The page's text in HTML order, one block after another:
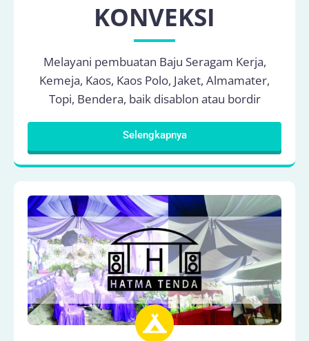
KONVEKSI
Melayani pembuatan Baju Seragam Kerja,
Kemeja, Kaos, Kaos Polo, Jaket, Almamater,
Topi, Bendera, baik disablon atau bordir
Selengkapnya